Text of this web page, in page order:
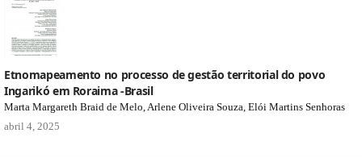
Etnomapeamento no processo de gestão territorial do povo
Ingarikó em Roraima -Brasil
Marta Margareth Braid de Melo, Arlene Oliveira Souza, Elói Martins Senhoras
abril 4, 2025